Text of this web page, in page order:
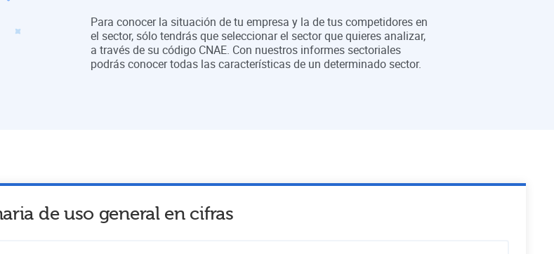
Para conocer la situación de tu empresa y la de tus competidores en
el sector, sólo tendrás que seleccionar el sector que quieres analizar,
a través de su código CNAE. Con nuestros informes sectoriales
podrás conocer todas las características de un determinado sector.
de uso generalen cifras